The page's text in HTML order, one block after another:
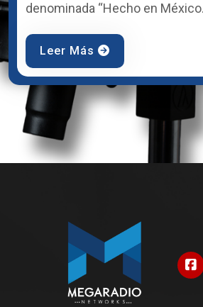
denominada “Hecho en
Leer Más